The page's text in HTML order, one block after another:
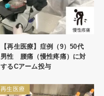
【再生医療】症例（9）50代
男性 腰痛（慢性疼痛）に対
するCアーム投与
再生医療